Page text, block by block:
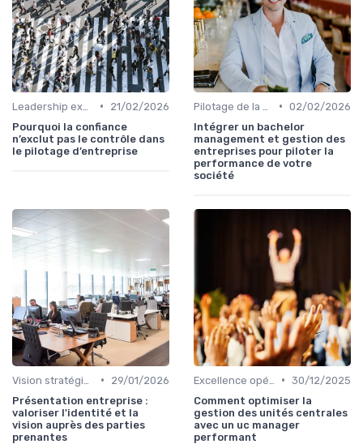
•
21/02/2026
Pourquoi la confiance
n’exclut pas le contrôle dans
le pilotage d’entreprise
• 02/02/2026
Intégrer un bachelor
management et gestion des
entreprises pour piloter la
performance de votre
société
•
29/01/2026
Présentation entreprise :
valoriser l'identité et la
vision auprès des parties
prenantes
• 30/12/2025
Comment optimiser la
gestion des unités centrales
avec un uc manager
performant